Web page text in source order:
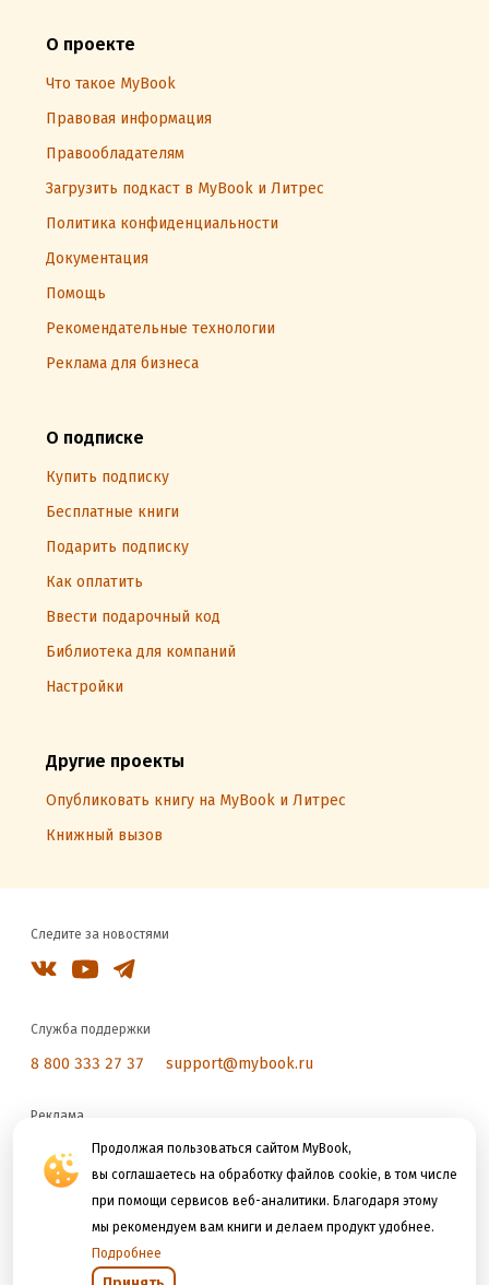
Продолжая пользоваться сайтом MyBook,
вы соглашаетесь на обработку файлов cookie, в том числе
при помощи сервисов веб-аналитики. Благодаря этому
мы рекомендуем вам книги и делаем продукт удобнее.
Подробнее
О проекте
Что такое MyBook
Правовая информация
Правообладателям
Загрузить подкаст в MyBook и Литрес
Политика конфиденциальности
Документация
Помощь
Рекомендательные технологии
Реклама для бизнеса
О подписке
Купить подписку
Бесплатные книги
Подарить подписку
Как оплатить
Ввести подарочный код
Библиотека для компаний
Настройки
Другие проекты
Опубликовать книгу на MyBook и Литрес
Книжный вызов
Следите за новостями
Служба поддержки
8 800 333 27 37 support@mybook.ru
Реклама
reklama@litres.ru
Мы принимаем к оплате